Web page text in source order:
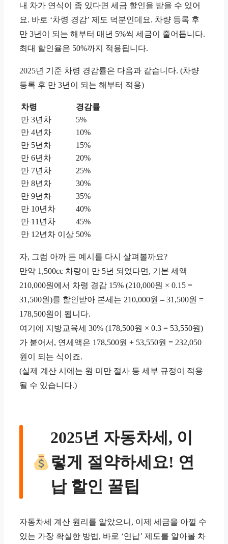
내 차가 연식이 좀 있다면 세금 할인을 받을 수 있어
요. 바로 ‘차령 경감’ 제도 덕분인데요. 차량 등록 후
만 3년이 되는 해부터 매년 5%씩 세금이 줄어듭니다.
최대 할인율은 50%까지 적용됩니다.
2025년 기준 차령 경감률은 다음과 같습니다. (차량
등록 후 만 3년이 되는 해부터 적용)
차령
경감률
만 3년차
5%
만 4년차
10%
만 5년차
15%
만 6년차
20%
만 7년차
25%
만 8년차
30%
만 9년차
35%
만 10년차
40%
만 11년차
45%
만 12년차 이상 50%
자, 그럼 아까 든 예시를 다시 살펴볼까요?
만약 1,500cc 차량이 만 5년 되었다면, 기본 세액
210,000원에서 차령 경감 15% (210,000원 × 0.15 =
31,500원)를 할인받아 본세는 210,000원 – 31,500원 =
178,500원이 됩니다.
여기에 지방교육세 30% (178,500원 × 0.3 = 53,550원)
가 붙어서, 연세액은 178,500원 + 53,550원 = 232,050
원이 되는 식이죠.
(실제 계산 시에는 원 미만 절사 등 세부 규정이 적용
될 수 있습니다.)
2025년 자동차세, 이
렇게 절약하세요! 연
납 할인 꿀팁
자동차세 계산 원리를 알았으니, 이제 세금을 아낄 수
있는 가장 확실한 방법, 바로 ‘연납’ 제도를 알아볼 차